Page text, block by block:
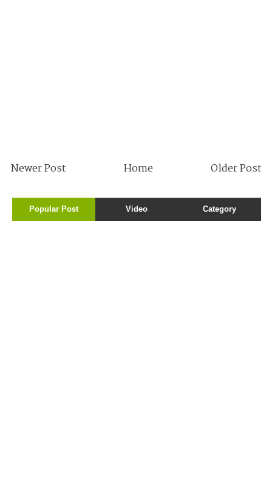
Newer Post Older Post
Home
Popular Post Video Category